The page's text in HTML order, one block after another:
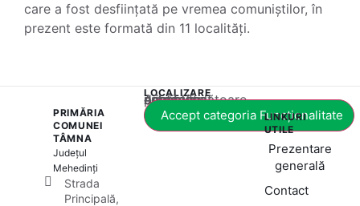
care a fost desființată pe vremea comuniștilor, în
prezent este formată din 11 localități.
PRIMĂRIA
COMUNEI
TÂMNA
Județul
Mehedinți
Strada
Principală,
LOCALIZARE
Acest conținut este blocat până când acceptați categoria corespunzătoare de cookie-uri.
Accept categoria Funcționalitate
LINKURI
UTILE
Prezentare
generală
Contact